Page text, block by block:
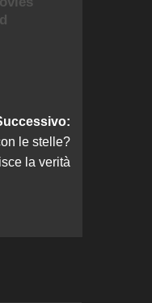
le stelle?
la verità